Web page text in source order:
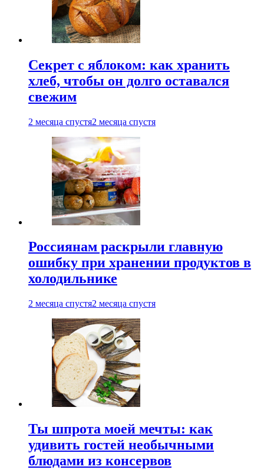
Секрет с яблоком: как хранить
хлеб, чтобы он долго оставался
свежим
2 месяца спустя2 месяца спустя
Россиянам раскрыли главную
ошибку при хранении продуктов в
холодильнике
2 месяца спустя2 месяца спустя
Ты шпрота моей мечты: как
удивить гостей необычными
блюдами из консервов